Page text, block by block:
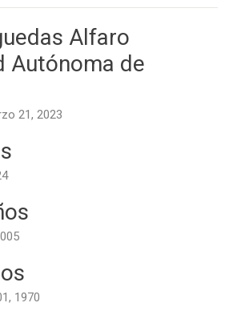
Alfaro
Autónoma de
21, 2023
1970